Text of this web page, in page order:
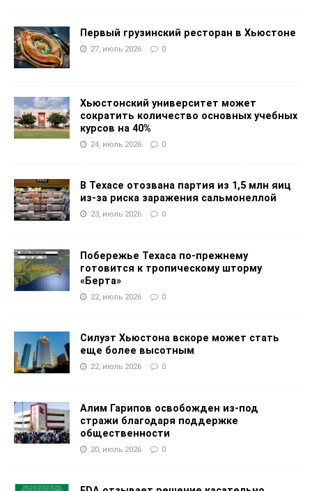
Первый грузинский ресторан в Хьюстоне
27, июль 2026 0
Хьюстонский университет может
сократить количество основных учебных
курсов на 40%
24, июль 2026 0
В Техасе отозвана партия из 1,5 млн яиц
из-за риска заражения сальмонеллой
23, июль 2026 0
Побережье Техаса по-прежнему
готовится к тропическому шторму
«Берта»
22, июль 2026 0
Силуэт Хьюстона вскоре может стать
еще более высотным
22, июль 2026 0
Алим Гарипов освобожден из-под
стражи благодаря поддержке
общественности
20, июль 2026 0